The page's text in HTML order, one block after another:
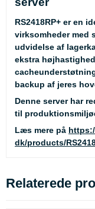
RS2418RP+ er en
virksomheder med
udvidelse af
ekstra
backup af jeres
Denne server har
til
Læs mere på
dk/products/
Relaterede